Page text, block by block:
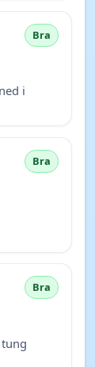
Bra
i
Bra
Bra